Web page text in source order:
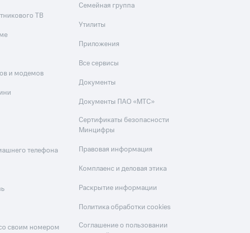
ТВ
и модемов
телефона
своим номером
Семейная группа
Утилиты
Приложения
Все сервисы
Документы
Документы ПАО «МТС»
Сертификаты безопасности
Минцифры
Правовая информация
Комплаенс и деловая этика
Раскрытие информации
Политика обработки cookies
Соглашение о пользовании